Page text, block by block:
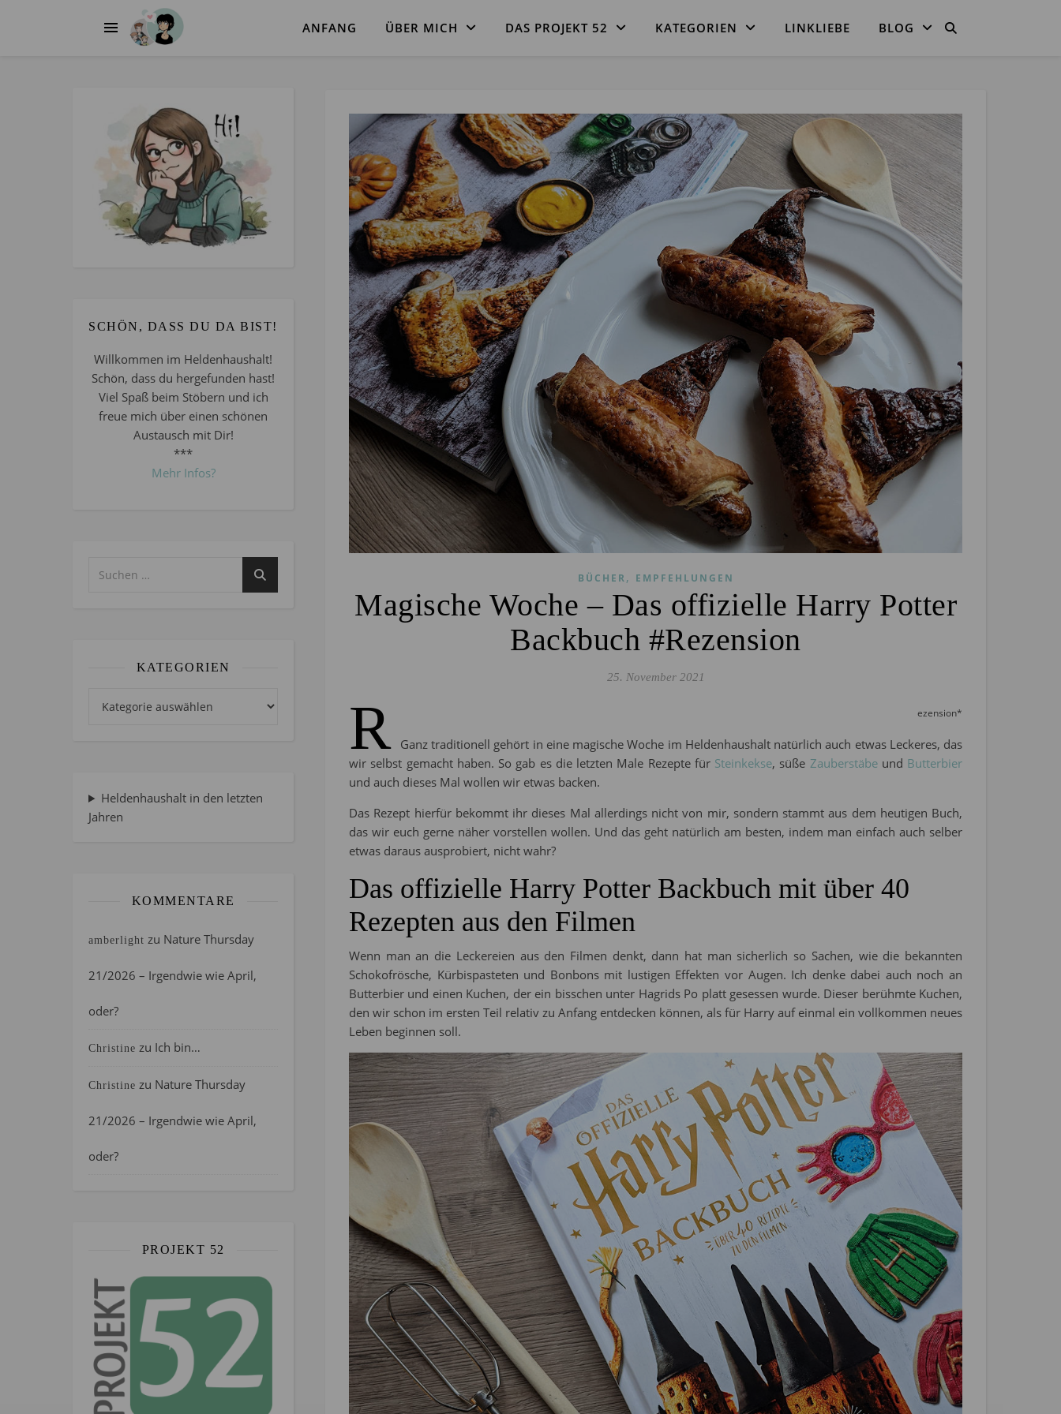
ANFANG ÜBER MICH DAS PROJEKT 52 KATEGORIEN LINKLIEBE BLOG
SCHÖN, DASS DU DA BIST!
Willkommen im Heldenhaushalt!
Schön, dass du hergefunden hast!
Viel Spaß beim Stöbern und ich
freue mich über einen schönen
Austausch mit Dir!
***
Mehr Infos?
KATEGORIEN
Heldenhaushalt in den letzten
Jahren
KOMMENTARE
amberlight zu Nature Thursday
21/2026 – Irgendwie wie April,
oder?
Christine zu Ich bin…
Christine zu Nature Thursday
21/2026 – Irgendwie wie April,
oder?
PROJEKT 52
BÜCHER, EMPFEHLUNGEN
Magische Woche – Das offizielle Harry Potter
Backbuch #Rezension
25. November 2021
R ezension*
Ganz traditionell gehört in eine magische Woche im Heldenhaushalt natürlich auch etwas Leckeres, das
wir selbst gemacht haben. So gab es die letzten Male Rezepte für Steinkekse, süße Zauberstäbeund Butterbier
und auch dieses Mal wollen wir etwas backen.
Das Rezept hierfür bekommt ihr dieses Mal allerdings nicht von mir, sondern stammt aus dem heutigen Buch,
das wir euch gerne näher vorstellen wollen. Und das geht natürlich am besten, indem man einfach auch selber
etwas daraus ausprobiert, nicht wahr?
Das offizielle Harry Potter Backbuch mit über 40
Rezepten aus den Filmen
Wenn man an die Leckereien aus den Filmen denkt, dann hat man sicherlich so Sachen, wie die bekannten
Schokofrösche, Kürbispasteten und Bonbons mit lustigen Effekten vor Augen. Ich denke dabei auch noch an
Butterbier und einen Kuchen, der ein bisschen unter Hagrids Po platt gesessen wurde. Dieser berühmte Kuchen,
den wir schon im ersten Teil relativ zu Anfang entdecken können, als für Harry auf einmal ein vollkommen neues
Leben beginnen soll.